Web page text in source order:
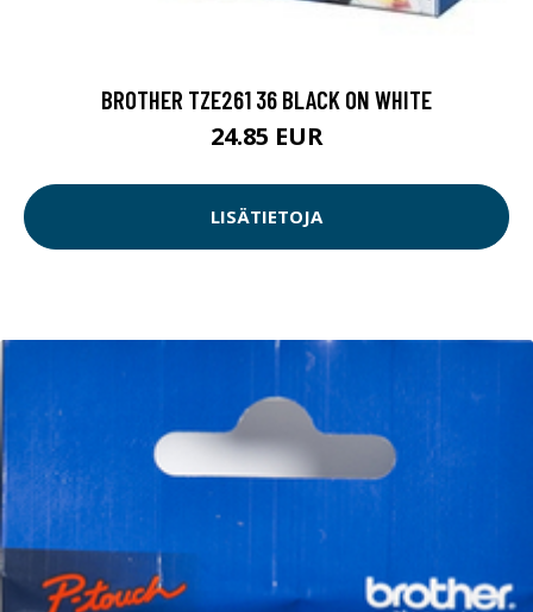
BROTHER TZE261 36 BLACK ON WHITE
24.85 EUR
LISÄTIETOJA